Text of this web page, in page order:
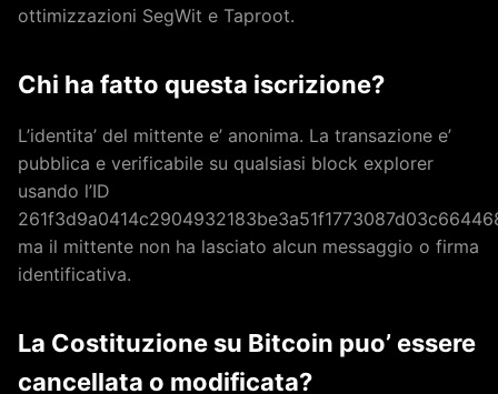
ottimizzazioni SegWit e Taproot.
Chi ha fatto questa iscrizione?
L’identita’ del mittente e’ anonima. La transazione e’
pubblica e verificabile su qualsiasi block explorer
usando l’ID
ma il mittente non ha lasciato alcun messaggio o firma
identificativa.
La Costituzione su Bitcoin puo’ essere
cancellata o modificata?